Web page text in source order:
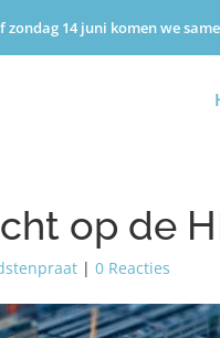
zondag 14 juni komen we
op de
| 0 Reacties